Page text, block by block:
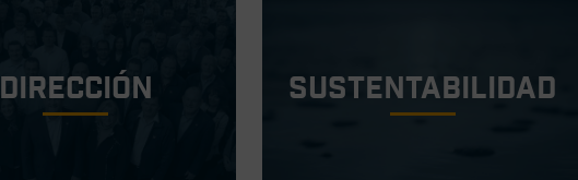
Dirección Sustentabilidad